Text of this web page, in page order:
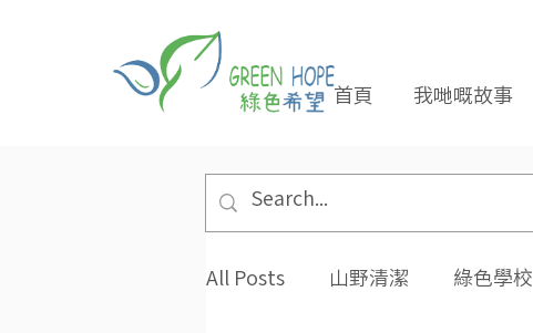
首頁 我哋嘅故事
All Posts 山野清潔 綠色學校